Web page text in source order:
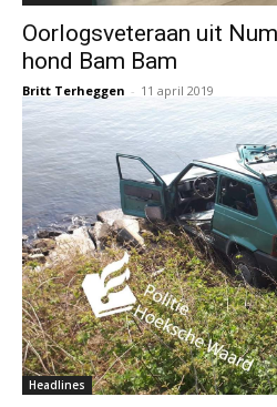
Oorlogsveteraan uit
hond Bam Bam
Britt Terheggen - 11 april 2019
Headlines